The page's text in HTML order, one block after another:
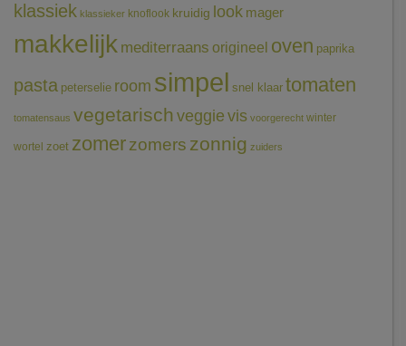
klassiek klassieker knoflook kruidig look mager
makkelijk mediterraans origineel oven paprika
pasta peterselie room simpel snel klaar tomaten
tomatensaus vegetarischveggie vis voorgerecht winter
wortel zoet zomerzomers zonnig zuiders